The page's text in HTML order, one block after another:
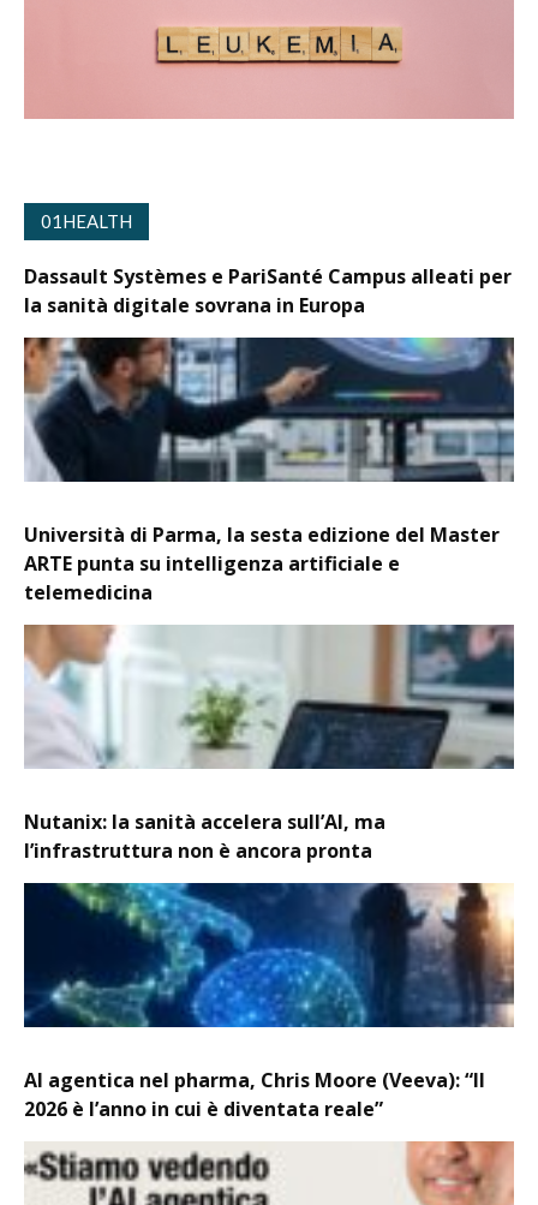
01HEALTH
Dassault Systèmes e PariSanté Campus alleati per
la sanità digitale sovrana in Europa
Università di Parma, la sesta edizione del Master
ARTE punta su intelligenza artificiale e
telemedicina
Nutanix: la sanità accelera sull’AI, ma
l’infrastruttura non è ancora pronta
AI agentica nel pharma, Chris Moore (Veeva): “Il
2026 è l’anno in cui è diventata reale”